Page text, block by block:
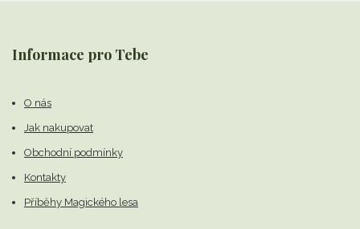
Informace pro Tebe
O nás
Jak nakupovat
Obchodní podmínky
Kontakty
Příběhy Magického lesa